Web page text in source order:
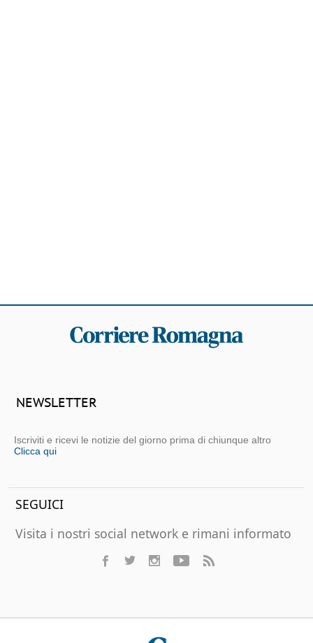
NEWSLETTER
Iscriviti e ricevi le notizie del giorno prima di chiunque altro
Clicca qui
SEGUICI
Visita i nostri social network e rimani informato